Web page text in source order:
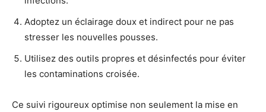
Adoptez un éclairage doux et indirect pour ne pas
stresser les nouvelles pousses.
Utilisez des outils propres et désinfectés pour éviter
les contaminations croisée.
Ce suivi rigoureux optimise non seulement la mise en